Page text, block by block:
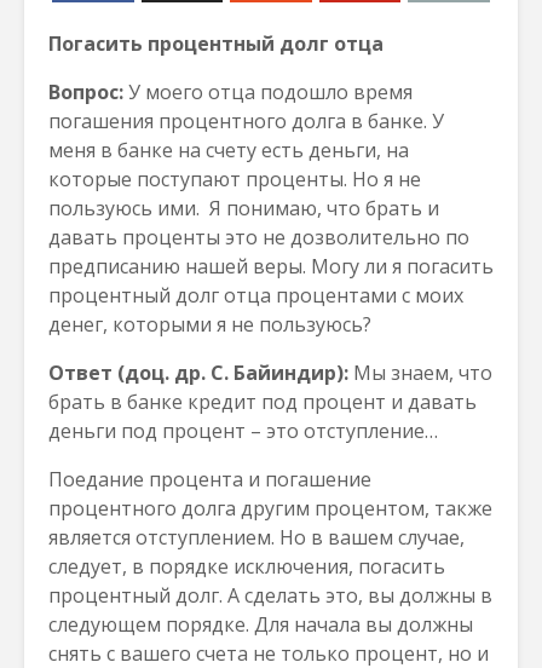
Погасить процентный долг отца
Вопрос:У моего отца подошло время
погашения процентного долга в банке. У
меня в банке на счету есть деньги, на
которые поступают проценты. Но я не
пользуюсь ими. Я понимаю, что брать и
давать проценты это не дозволительно по
предписанию нашей веры. Могу ли я погасить
процентный долг отца процентами с моих
денег, которыми я не пользуюсь?
Ответ (доц. др. С. Байиндир): Мы знаем, что
брать в банке кредит под процент и давать
деньги под процент – это отступление…
Поедание процента и погашение
процентного долга другим процентом, также
является отступлением. Но в вашем случае,
следует, в порядке исключения, погасить
процентный долг. А сделать это, вы должны в
следующем порядке. Для начала вы должны
снять с вашего счета не только процент, но и